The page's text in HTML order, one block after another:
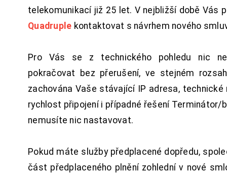
telekomunikací již 25 let. V nejbližší době Vás
Quadruple kontaktovat s návrhem nového
Pro Vás se z technického pohledu nic
pokračovat bez přerušení, ve stejném
zachována Vaše stávající IP adresa, technické
rychlost připojení i případné řešení Terminátor/
nemusíte nic nastavovat.
Pokud máte služby předplacené dopředu,
část předplaceného plnění zohlední v nové